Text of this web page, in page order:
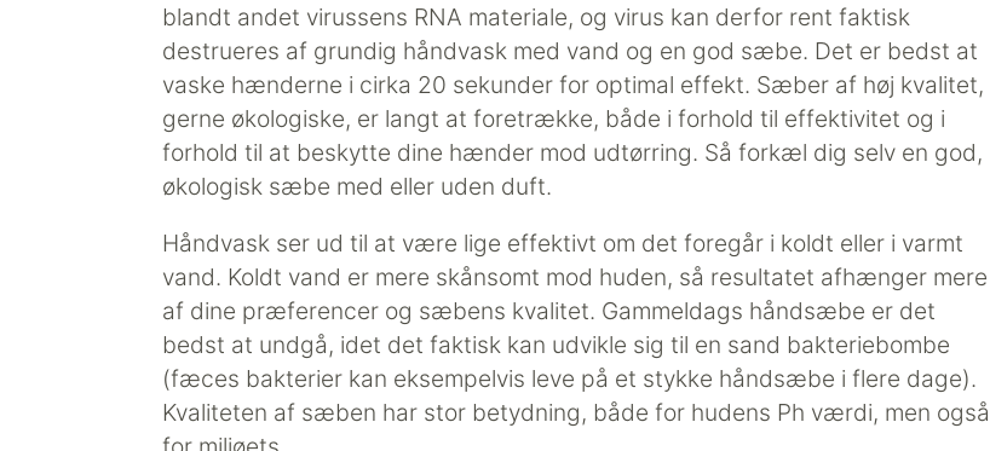
blandt andet virussens RNA materiale, og virus kan derfor rent faktisk
destrueres af grundig håndvask med vand og en god sæbe. Det er bedst at
vaske hænderne i cirka 20 sekunder for optimal effekt. Sæber af høj kvalitet,
gerne økologiske, er langt at foretrække, både i forhold til effektivitet og i
forhold til at beskytte dine hænder mod udtørring. Så forkæl dig selv en god,
økologisk sæbe med eller uden duft.
Håndvask ser ud til at være lige effektivt om det foregår i koldt eller i varmt
vand. Koldt vand er mere skånsomt mod huden, så resultatet afhænger mere
af dine præferencer og sæbens kvalitet. Gammeldags håndsæbe er det
bedst at undgå, idet det faktisk kan udvikle sig til en sand bakteriebombe
(fæces bakterier kan eksempelvis leve på et stykke håndsæbe i flere dage).
Kvaliteten af sæben har stor betydning, både for hudens Ph værdi, men også